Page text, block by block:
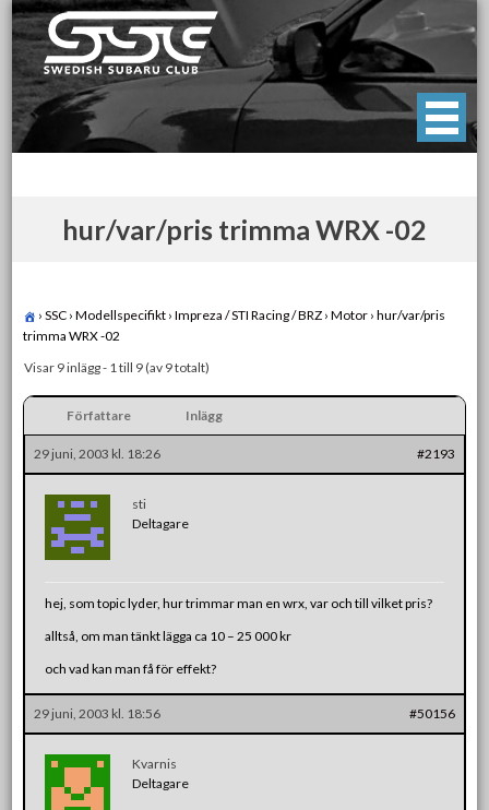
Skip
to
content
Swedish Subaru Club
För oss som älskar Subaru!
hur/var/pris trimma WRX -02
› SSC › Modellspecifikt › Impreza / STI Racing / BRZ › Motor › hur/var/pris
trimma WRX -02
Visar 9 inlägg - 1 till 9 (av 9 totalt)
Författare Inlägg
29 juni, 2003 kl. 18:26 #2193
sti
Deltagare
hej, som topic lyder, hur trimmar man en wrx, var och till vilket pris?
alltså, om man tänkt lägga ca 10 – 25 000 kr
och vad kan man få för effekt?
29 juni, 2003 kl. 18:56 #50156
Kvarnis
Deltagare